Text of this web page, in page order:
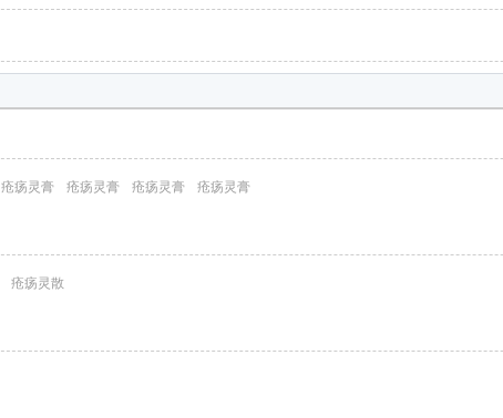
疮疡灵膏 疮疡灵膏 疮疡灵膏 疮疡灵膏
疮疡灵散